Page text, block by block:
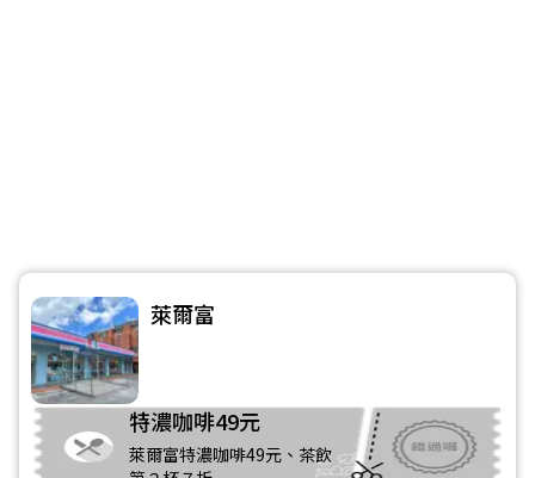
萊爾富
特濃咖啡49元
萊爾富特濃咖啡49元、茶飲